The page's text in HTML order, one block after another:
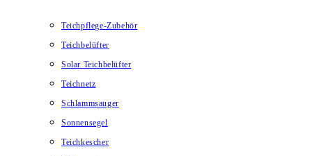
Teichpflege-Zubehör
Teichbelüfter
Solar Teichbelüfter
Teichnetz
Schlammsauger
Sonnensegel
Teichkescher